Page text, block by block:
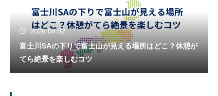
2026.08.02
富士川SAの下りで富士山が見える場所はどこ？休憩が
てら絶景を楽しむコツ